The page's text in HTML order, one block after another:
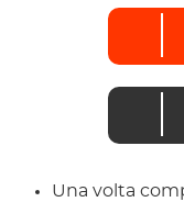
Una volta